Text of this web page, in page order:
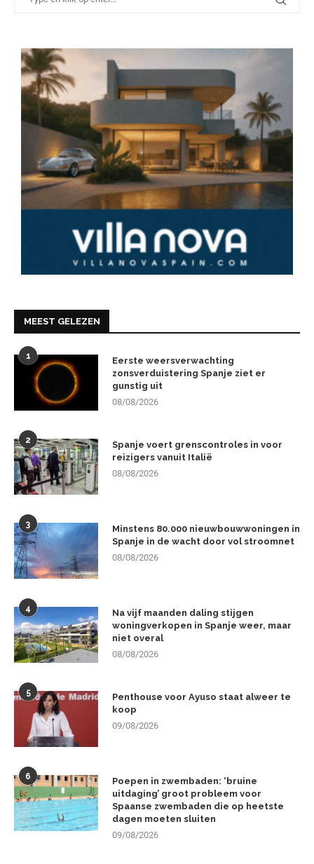
MEEST GELEZEN
1
Eerste weersverwachting
zonsverduistering Spanje ziet er
gunstig uit
08/08/2026
2
Spanje voert grenscontroles in voor
reizigers vanuit Italië
08/08/2026
3
Minstens 80.000 nieuwbouwwoningen in
Spanje in de wacht door vol stroomnet
08/08/2026
4
Na vijf maanden daling stijgen
woningverkopen in Spanje weer, maar
niet overal
08/08/2026
5
Penthouse voor Ayuso staat alweer te
koop
09/08/2026
6
Poepen in zwembaden: ‘bruine
uitdaging’ groot probleem voor
Spaanse zwembaden die op heetste
dagen moeten sluiten
09/08/2026